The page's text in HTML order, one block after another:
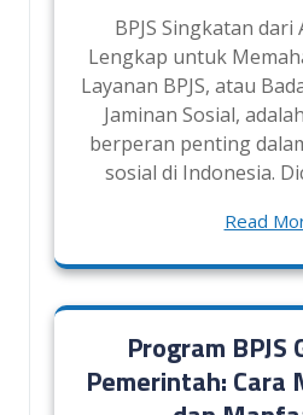
BPJS Singkatan dari
Lengkap untuk
Layanan BPJS, atau
Jaminan Sosial,
berperan penting
sosial di Indonesia.
Read
Program BPJS
Pemerintah: Cara